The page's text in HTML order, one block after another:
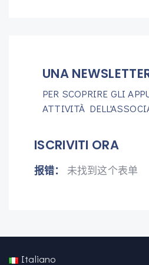
UNA
PER SCOPRIRE GLI
ATTIVITÀ
ISCRIVITI ORA
报错： 未找到这个表单
Italiano